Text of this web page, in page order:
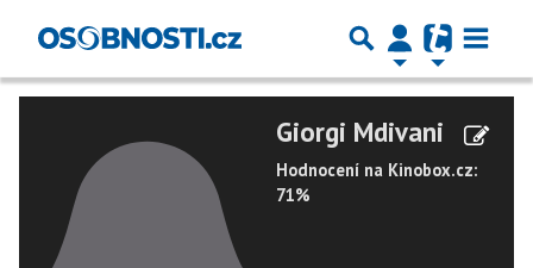
Giorgi Mdivani
Hodnocení na Kinobox.cz:
71%